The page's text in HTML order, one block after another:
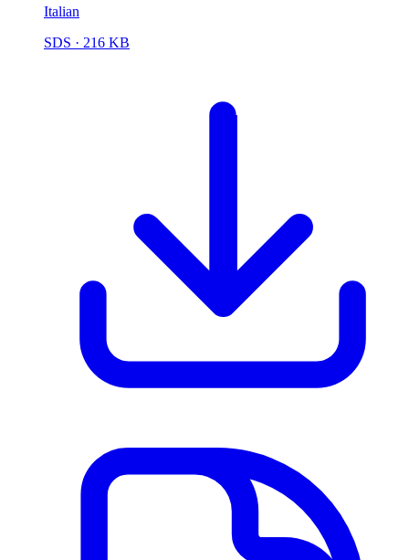
Italian
SDS · 216 KB